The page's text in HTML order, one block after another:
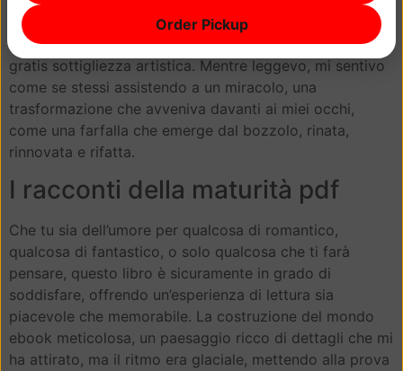
della maturità narrazione meandrosa e il rifiuto di legare
tutto con un bel nastro, è un caso affascinante epub
gratis sottigliezza artistica. Mentre leggevo, mi sentivo
come se stessi assistendo a un miracolo, una
trasformazione che avveniva davanti ai miei occhi,
come una farfalla che emerge dal bozzolo, rinata,
rinnovata e rifatta.
I racconti della maturità pdf
Che tu sia dell’umore per qualcosa di romantico,
qualcosa di fantastico, o solo qualcosa che ti farà
pensare, questo libro è sicuramente in grado di
soddisfare, offrendo un’esperienza di lettura sia
piacevole che memorabile. La costruzione del mondo
ebook meticolosa, un paesaggio ricco di dettagli che mi
ha attirato, ma il ritmo era glaciale, mettendo alla prova
Order Pickup